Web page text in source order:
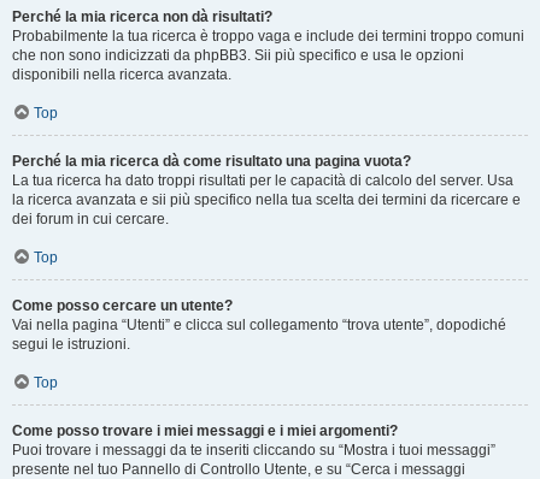
Perché la mia ricerca non dà risultati?
Probabilmente la tua ricerca è troppo vaga e include dei termini troppo comuni
che non sono indicizzati da phpBB3. Sii più specifico e usa le opzioni
disponibili nella ricerca avanzata.
Top
Perché la mia ricerca dà come risultato una pagina vuota?
La tua ricerca ha dato troppi risultati per le capacità di calcolo del server. Usa
la ricerca avanzata e sii più specifico nella tua scelta dei termini da ricercare e
dei forum in cui cercare.
Top
Come posso cercare un utente?
Vai nella pagina “Utenti” e clicca sul collegamento “trova utente”, dopodiché
segui le istruzioni.
Top
Come posso trovare i miei messaggi e i miei argomenti?
Puoi trovare i messaggi da te inseriti cliccando su “Mostra i tuoi messaggi”
presente nel tuo Pannello di Controllo Utente, e su “Cerca i messaggi